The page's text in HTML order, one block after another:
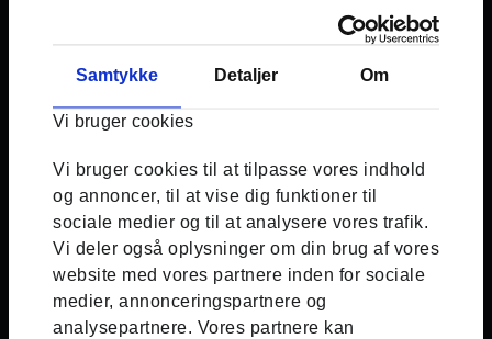
Samtykke Detaljer Om
Vi bruger cookies
Vi bruger cookies til at tilpasse vores indhold
og annoncer, til at vise dig funktioner til
sociale medier og til at analysere vores trafik.
Vi deler også oplysninger om din brug af vores
website med vores partnere inden for sociale
medier, annonceringspartnere og
analysepartnere. Vores partnere kan
LÆS OM ANDRES
HISTORIER
Mange andre forældre har skrevet i vores
deres oplevelser kan du lære endnu mere
om, hvordan du handler sikkert og passer
på dig selv og andre.
Spørgsmål fra Sofia Hansen, årJeg
kan ikke komme på min epic og min
fortnite konto på min PlayStation